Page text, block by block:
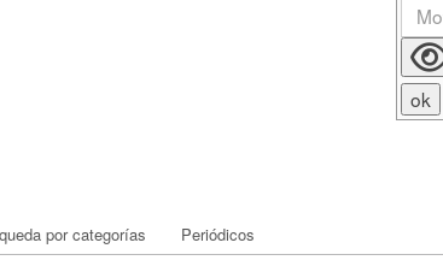
por categorías Periódicos